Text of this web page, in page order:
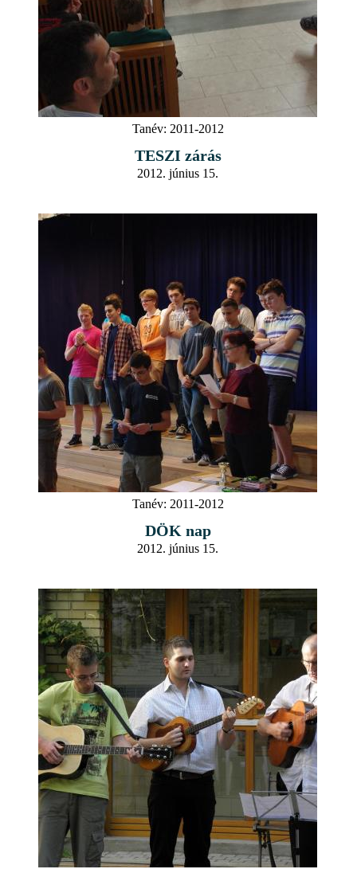
Tanév: 2011-2012
TESZI zárás
2012. június 15.
Tanév: 2011-2012
DÖK nap
2012. június 15.